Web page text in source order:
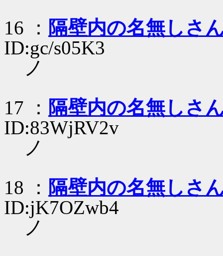
16 ： 隔壁内の名無しさ
ID:gc/s05K3
ノ
17 ： 隔壁内の名無しさ
ID:83WjRV2v
ノ
18 ： 隔壁内の名無しさ
ID:jK7OZwb4
ノ